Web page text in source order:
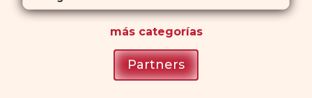
máscategorías
Partners